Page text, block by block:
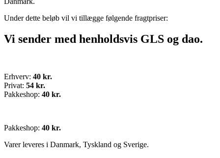
Under dette beløb vil vi tillægge følgende fragtpriser:
Vi sender med henholdsvis GLS og dao.
Erhverv: 40 kr.
Privat: 54 kr.
Pakkeshop: 40 kr.
Pakkeshop: 40 kr.
Varer leveres i Danmark, Tyskland og Sverige.